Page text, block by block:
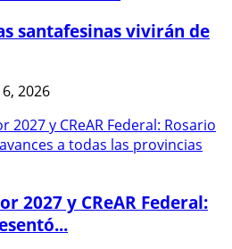
santafesinas vivirán de
2026
2027 y CReAR Federal: